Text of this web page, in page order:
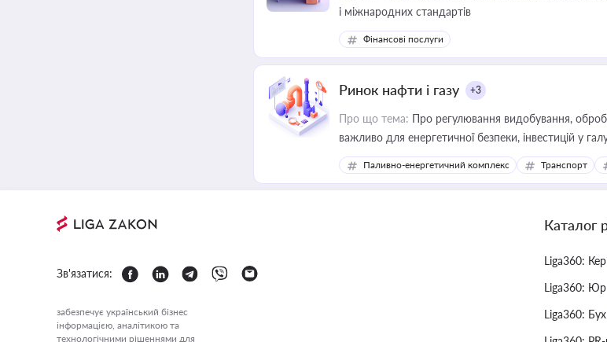
і міжнародних стандартів
Фінансові послуги
Ринок нафти і газу +3
Про що тема: Про регулювання видобування,
важливо для енергетичної безпеки, інвестицій у
Паливно-енергетичний комплекс Транспорт
Зв'язатися:
забезпечує український бізнес
інформацією, аналітикою та
технологічними рішеннями для
Каталог
Liga360:
Liga360:
Liga360: